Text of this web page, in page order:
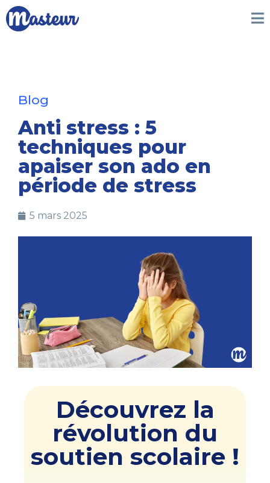
Blog
Anti stress : 5
techniques pour
apaiser son ado en
période de stress
5 mars 2025
Découvrez la
révolution du
soutien scolaire !